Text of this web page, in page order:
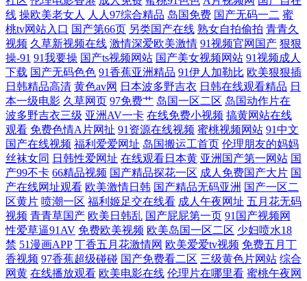
月婷婷777 日韩成人资源在线不卡 97人妻观看 另类综合专区 91ncom网站
进入 91在线网站 久久国产性爱电影 先锋影音av成人 91手机在线 国产精品
久久欠 欧美15页 91pron视频 操逼六区 青草视频区 91福利视频网站导航 99
精品在线观看视频 国产夜夜爽 欧美色综合部 亚洲第一夜丁香网 91男女日
批网站 国产超碰肏肏 人妻中文字幕91 91超碰干人人操 亚洲国产欧美成人
成人精品区 偷拍婷婷五月天 91视频在线观看免费观看 久久国产精品草网
先锋av网址 91丝袜福利 国产精品日 先锋影音极品av 91视频在拍在线 国产
一区二 欧洲精品久久密桃 亚洲私人网熟女91 91资源碰碰 久久蜜桃网 婷婷
线 操欧美老女人 人人97综合精品 岛国免费 国产无码一二 蜜
桃tv网站入口 国产第66页 另类国产在线 熟女自拍偷拍 青青久
视频 久草新视频在线 激情深爱欧美激情 91视频官网国产 狠狠
操-91 91我要操 国产ts视频网站 国产美女视频网站 91视频成人
下载 国产无码色色 91香蕉亚洲精品 91伊人加勒比 欧美狠狠插
日韩精品高清 黄色av网 日本波多野吉衣 日韩在线观看精品 日
本一级电影 久草网页 97免费艹 岛国一区二区 岛国动作片在
波多野吉衣三级 亚洲AV一卡 在线免费小视频 搞黄网站在线
观看 免费色情A片网扯 91资源在线视频 蜜桃视频网站 91中文
国产在线视频 福利爱爱网址 岛国搬运工首页 伦理朋友的妈妈
丝袜女同 日韩性爱网址 在线观看日本黄 亚洲国产第一网站 国
产99不卡 66精品视频 国产精品探花一区 成人免费国产大片 国
产在线网址观看 欧美激情日韩 国产精品无码亚洲 国产一区二
区黄片 喷潮一区 福利姬足交在线看 成人午夜网址 五月花无码
视频 青青草国产 欧美日韩乱 国产屁屁第一页 91国产视频网
性爱草逼91AV 免费欧美视频 欧美岛国一区二区 少妇喷水18
禁 51漫画APP 丁香五月花激情网 欧美爱爱tv视频 免费五月丁
香视频 97香蕉超级碰碰 国产免费看二区 三级黄色片网站 综合
网黄 在线播放观看 欧美电影在线 伦理片在哪里看 蜜桃午夜网